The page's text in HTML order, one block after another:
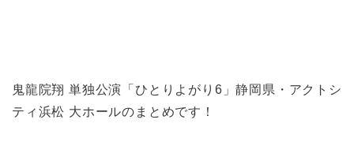
鬼龍院翔 単独公演「ひとりよがり6」静岡県・アクトシ
ティ浜松 大ホールのまとめです！